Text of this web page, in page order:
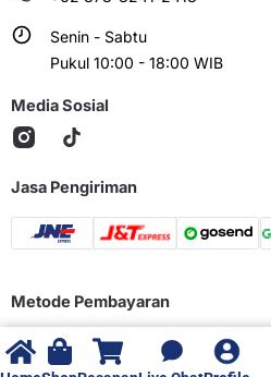
Senin - Sabtu
Pukul 10:00 - 18:00 WIB
Media Sosial
Jasa Pengiriman
Metode Pembayaran